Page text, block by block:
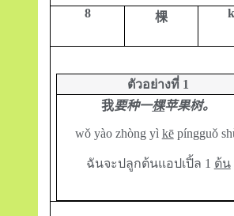
8 棵
ตัวอย่างที่ 1
我要种一棵苹果树。
wǒ yào zhòng yì kēpíngguǒ
ฉันจะปลูกต้นแอปเปิ้ล 1 ต้น